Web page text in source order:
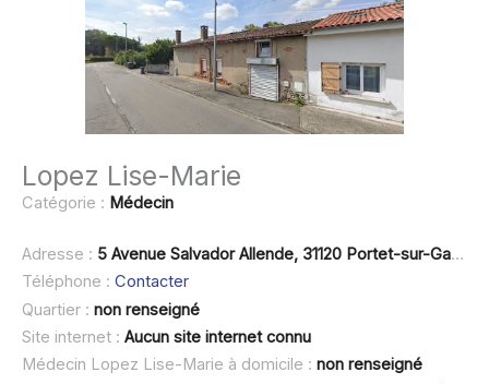
Lopez Lise-Marie
Catégorie : Médecin
Adresse : 5 Avenue Salvador Allende, 31120 Portet-sur-Garonne
Téléphone : Contacter
Quartier : non renseigné
Site internet : Aucun site internet connu
Médecin Lopez Lise-Marie à domicile : non renseigné